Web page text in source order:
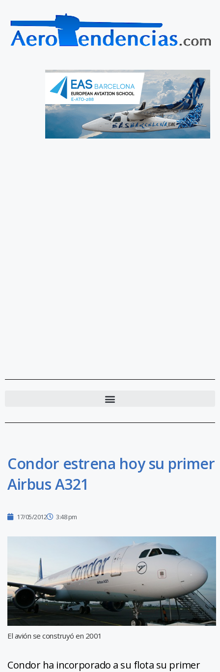
Condor estrena hoy su primer
Airbus A321
17/05/2012 3:48 pm
El avión se construyó en 2001
Condor ha incorporado a su flota su primer